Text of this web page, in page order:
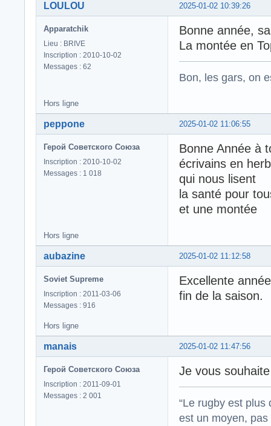
2025-01-02 10:39:26
LOULOU
Apparatchik
Lieu : BRIVE
Inscription : 2010-10-02
Messages : 62
Bonne année,
La montée en
Bon, les gars, on
Hors ligne
2025-01-02 11:06:55
peppone
Герой Советского Союза
Inscription : 2010-10-02
Messages : 1 018
Bonne Année à
écrivains en
qui nous lisent
la santé pour
et une montée
Hors ligne
2025-01-02 11:12:58
aubazine
Soviet Supreme
Inscription : 2011-03-06
Messages : 916
Excellente
fin de la saison.
Hors ligne
2025-01-02 11:47:56
manais
Герой Советского Союза
Inscription : 2011-09-01
Messages : 2 001
Je vous
“Le rugby est plus
est un moyen,